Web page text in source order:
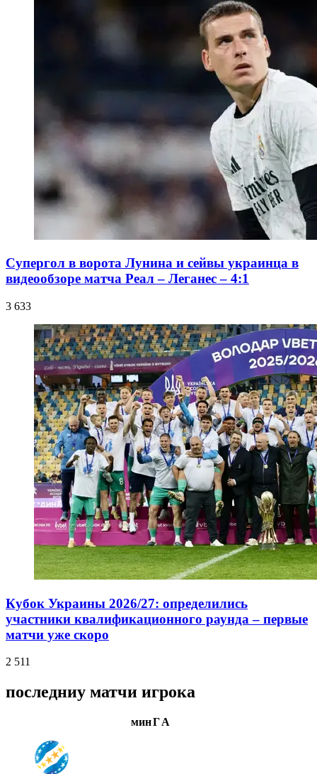
Супергол в ворота Лунина и сейвы украинца в
видеообзоре матча Реал – Леганес – 4:1
3 633
Кубок Украины 2026/27: определились
участники квалификационного раунда – первые
матчи уже скоро
2 511
последниу матчи игрока
минГА